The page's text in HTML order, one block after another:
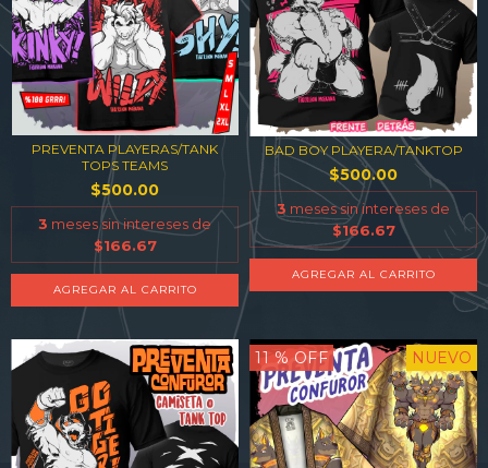
PREVENTA PLAYERAS/TANK
TOPS TEAMS
$500.00
3 meses sin intereses de
$166.67
AGREGAR AL CARRITO
BAD BOY PLAYERA/TANKTOP
$500.00
3 meses sin intereses de
$166.67
AGREGAR AL CARRITO
11 % OFF NUEVO